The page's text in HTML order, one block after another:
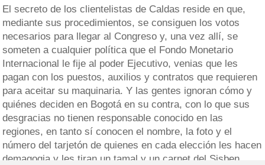
El secreto de los clientelistas de Caldas reside en que,
mediante sus procedimientos, se consiguen los votos
necesarios para llegar al Congreso y, una vez allí, se
someten a cualquier política que el Fondo Monetario
Internacional le fije al poder Ejecutivo, venias que les
pagan con los puestos, auxilios y contratos que requieren
para aceitar su maquinaria. Y las gentes ignoran cómo y
quiénes deciden en Bogotá en su contra, con lo que sus
desgracias no tienen responsable conocido en las
regiones, en tanto sí conocen el nombre, la foto y el
número del tarjetón de quienes en cada elección les hacen
demagogia y les tiran un tamal y un carnet del Sisben.